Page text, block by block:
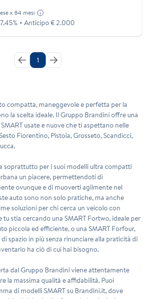
x 84 mesi
Anticipo € 2.000
1
compatta, maneggevole e perfetta per la
la scelta ideale. Il Gruppo Brandini offre una
usate e nuove che ti aspettano nelle
Fiorentino, Pistoia,Grosseto,Scandicci,
.
soprattutto per i suoi modelli ultra compatti
un piacere, permettendoti di
ovunque e di muoverti agilmente nel
auto sono non solo pratiche, ma anche
soluzioni per chi cerca un veicolo con
stia cercando una SMART Fortwo, ideale per
piccola ed efficiente, o una SMART Forfour,
spazio in più senza rinunciare alla praticità di
ha ciò di cui hai bisogno.
dal Gruppo Brandini viene attentamente
la massima qualità e affidabilità. Puoi
di modelli SMART su Brandini.it, dove